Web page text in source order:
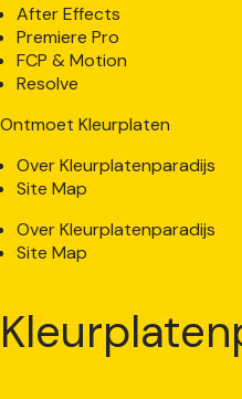
After Effects
Premiere Pro
FCP & Motion
Resolve
Ontmoet Kleurplaten
Over Kleurplatenparadijs
Site Map
Over Kleurplatenparadijs
Site Map